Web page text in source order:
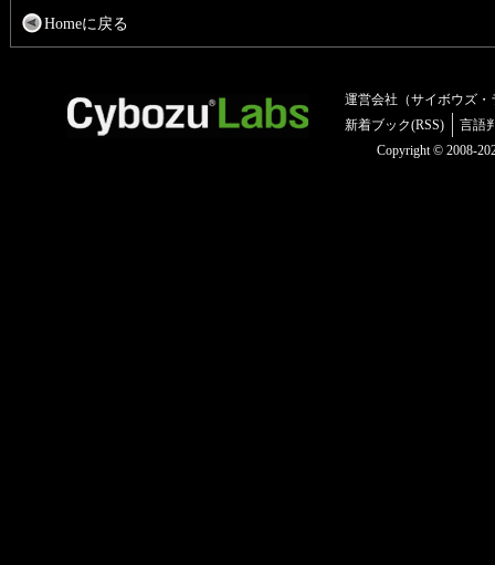
Homeに戻る
運営会社（サイボウズ・
新着ブック(RSS)
言語
Copyright © 2008-